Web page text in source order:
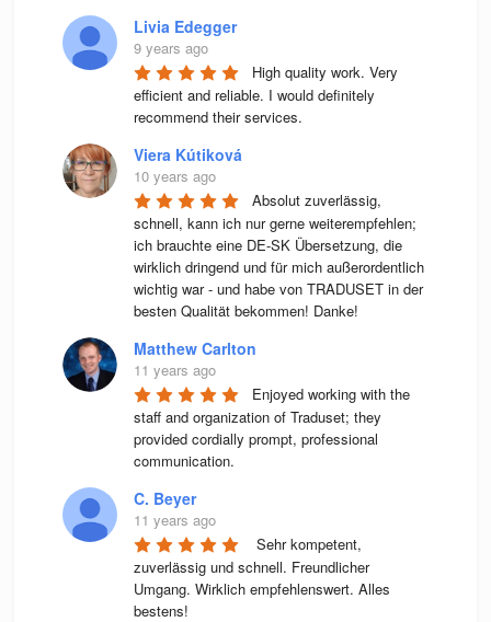
Livia Edegger
9 years ago
High quality work. Very
efficient and reliable. I would definitely
recommend their services.
Viera Kútiková
10 years ago
Absolut zuverlässig,
schnell, kann ich nur gerne weiterempfehlen;
ich brauchte eine DE-SK Übersetzung, die
wirklich dringend und für mich außerordentlich
wichtig war - und habe von TRADUSET in der
besten Qualität bekommen! Danke!
Matthew Carlton
11 years ago
Enjoyed working with the
staff and organization of Traduset; they
provided cordially prompt, professional
communication.
C. Beyer
11 years ago
Sehr kompetent,
zuverlässig und schnell. Freundlicher
Umgang. Wirklich empfehlenswert. Alles
bestens!